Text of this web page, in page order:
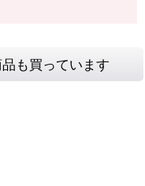
も買っています